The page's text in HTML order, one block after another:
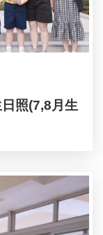
照(7,8月生